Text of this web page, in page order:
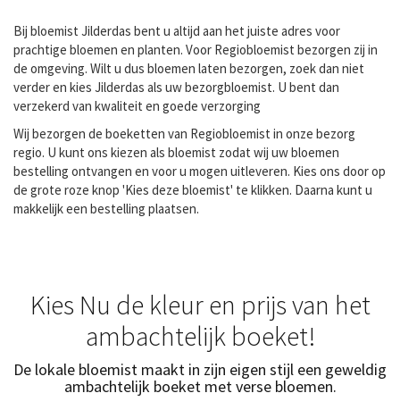
Bij bloemist Jilderdas bent u altijd aan het juiste adres voor
prachtige bloemen en planten. Voor Regiobloemist bezorgen zij in
de omgeving. Wilt u dus bloemen laten bezorgen, zoek dan niet
verder en kies Jilderdas als uw bezorgbloemist. U bent dan
verzekerd van kwaliteit en goede verzorging
Wij bezorgen de boeketten van Regiobloemist in onze bezorg
regio. U kunt ons kiezen als bloemist zodat wij uw bloemen
bestelling ontvangen en voor u mogen uitleveren. Kies ons door op
de grote roze knop 'Kies deze bloemist' te klikken. Daarna kunt u
makkelijk een bestelling plaatsen.
Kies Nu de kleur en prijs van het
ambachtelijk boeket!
De lokale bloemist maakt in zijn eigen stijl een geweldig
ambachtelijk boeket met verse bloemen.